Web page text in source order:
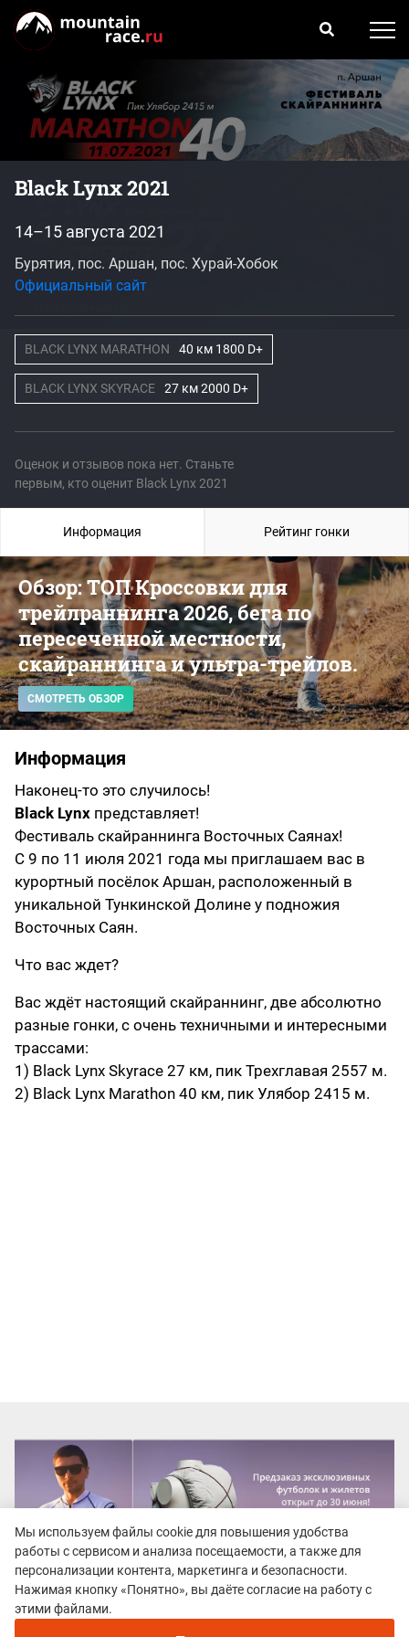
Black Lynx 2021
Оценок и отзывов пока нет. Станьте
первым, кто оценит Black Lynx 2021
14–15 августа 2021
Бурятия, пос. Аршан, пос. Хурай-Хобок
Официальный сайт
BLACK LYNX MARATHON 40 км 1800 D+
BLACK LYNX SKYRACE 27 км 2000 D+
Обзор: ТОП Кроссовки для
трейлраннинга 2026, бега по
пересеченной местности,
скайраннинга и ультра-трейлов.
СМОТРЕТЬ ОБЗОР
Информация
Наконец-то это случилось!
Black Lynx представляет!
Фестиваль скайраннинга Восточных Саянах!
С 9 по 11 июля 2021 года мы приглашаем вас в
курортный посёлок Аршан, расположенный в
уникальной Тункинской Долине у подножия
Восточных Саян.
Что вас ждет?
Вас ждёт настоящий скайраннинг, две абсолютно
разные гонки, с очень техничными и интересными
трассами:
1) Black Lynx Skyrace 27 км, пик Трехглавая 2557 м.
2) Black Lynx Marathon 40 км, пик Улябор 2415 м.
Информация Рейтинг гонки
Мы используем файлы cookie для повышения удобства
работы с сервисом и анализа посещаемости, а также для
персонализации контента, маркетинга и безопасности.
Нажимая кнопку «Понятно», вы даёте согласие на работу с
этими файлами.